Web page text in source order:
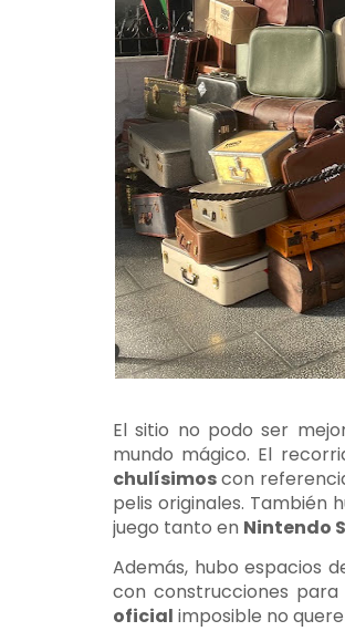
El sitio no podo ser
mundo mágico. El
chulísimoscon
pelis originales. También
juego tanto en Nintendo
Además, hubo espacios
con construcciones
oficial imposible no